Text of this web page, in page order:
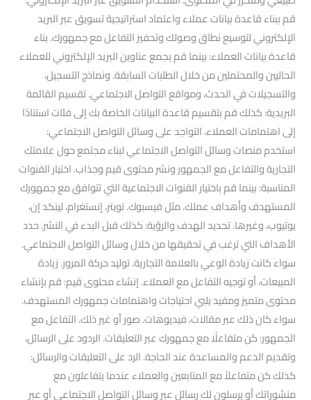
قم ببناء قاعدة بيانات عملاء واعتماد استراتيجية تسويق عبر البريد
الإلكتروني لتوسيع نطاق وصولك وتحفيز التفاعل مع جمهورك. بناء
قاعدة بيانات العملاء: بينما قم بجمع عناوين البريد الإلكتروني للعملاء
الحاليين والمحتملين من خلال الطلبات السابقة. ونماذج التسجيل،
والتسجيلات في الحدث، ومواقع التواصل الاجتماعي. تقسيم القائمة
البريدية: كذلك قم بتقسيم قاعدة البيانات الخاصة بك إلى فئات استنادًا
إلى اهتمامات العملاء، التواجد على وسائل التواصل الاجتماعي:
استخدم منصات وسائل التواصل الاجتماعي لبناء مجتمع حول علامتك
التجارية والتفاعل مع الجمهور ونشر محتوى قيم وجذاب. اختيار القنوات
المناسبة: بينما قم باختيار القنوات الاجتماعية التي تتوافق مع جمهورك
المستهدف وأهداف عملك. مثل فيسبوك. تويتر، إنستغرام، لينكد إن،
يوتيوب، وغيرها. تحديد الهدف والرؤية: كذلك قبل البدء في النشر. حدد
الأهداف التي ترغب في تحقيقها من خلال وسائل التواصل الاجتماعي.
سواء كانت زيادة الوعي بالعلامة التجارية. توليد حركة المرور. زيادة
المبيعات، أو توجيه التفاعل مع العملاء. إنشاء محتوى قيم: قم بإنشاء
محتوى متميز ومفيد يلبي احتياجات واهتمامات جمهورك المستهدف.
سواء كان ذلك عبر مقالات، فيديوهات. صور أو غير ذلك. التفاعل مع
الجمهور: كن متفاعلًا مع جمهورك عبر التعليقات. الردود على الرسائل،
وتقديم الدعم والمساعدة عند الحاجة. الرد على التعليقات والرسائل:
كذلك كن متفاعلاً مع المتابعين والعملاء عندما يتفاعلون مع
منشوراتك أو يرسلون لك رسائل عبر وسائل التواصل الاجتماعي أو عبر